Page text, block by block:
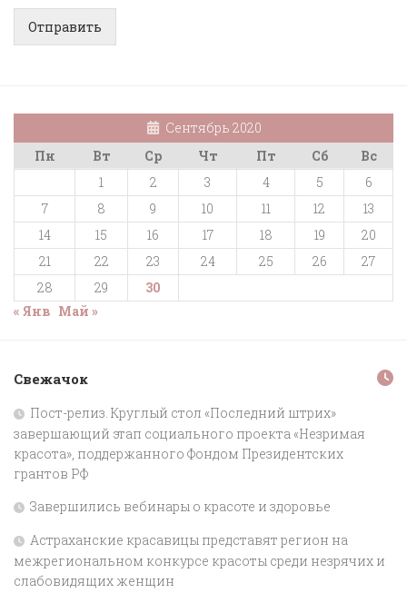
Отправить
Сентябрь 2020
Пн
Вт Ср Чт Пт Сб
Вс
1
2 3 4 5
6
7
8 9 10 11 12
13
14
15 16 17 18 19
20
21
22 23 24 25 26
27
28
29
30
« Янв Май »
Свежачок
Пост-релиз. Круглый стол «Последний штрих»
завершающий этап социального проекта «Незримая
красота», поддержанного Фондом Президентских
грантов РФ
Завершились вебинары о красоте и здоровье
Астраханские красавицы представят регион на
межрегиональном конкурсе красоты среди незрячих и
слабовидящих женщин